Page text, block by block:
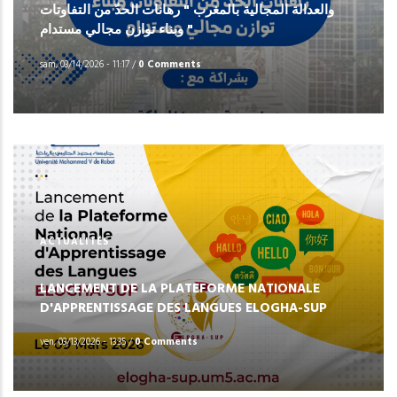
والعدالة المجالية بالمغرب " رهانات الحدّ من التفاوتات
وبناء توازن مجالي مستدام "
sam, 03/14/2026 - 11:17/0 Comments
ACTUALITÉS
LANCEMENT DE LA PLATEFORME NATIONALE
D'APPRENTISSAGE DES LANGUES ELOGHA-SUP
ven, 03/13/2026 - 13:35/0 Comments